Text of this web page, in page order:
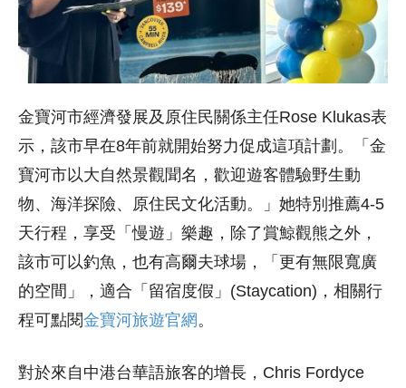
金寶河市經濟發展及原住民關係主任Rose K lukas表
示， 該市早在8年前就開始努力促成這項計劃。「金
寶河市以大自然景觀聞名，歡迎遊客體驗野生動
物、海洋探險、原住民文化活動。」她特別推薦4-5
天行程，享受「慢遊」樂趣，除了賞鯨觀熊之外，
該市可以釣魚，也有高爾夫球場，「更有無限寬廣
的空間」，適合「留宿度假」(Staycation)，相關行
程可點閱金寶河旅遊官網。
對於來自中港台華語旅客的增長，Chris Fordyce